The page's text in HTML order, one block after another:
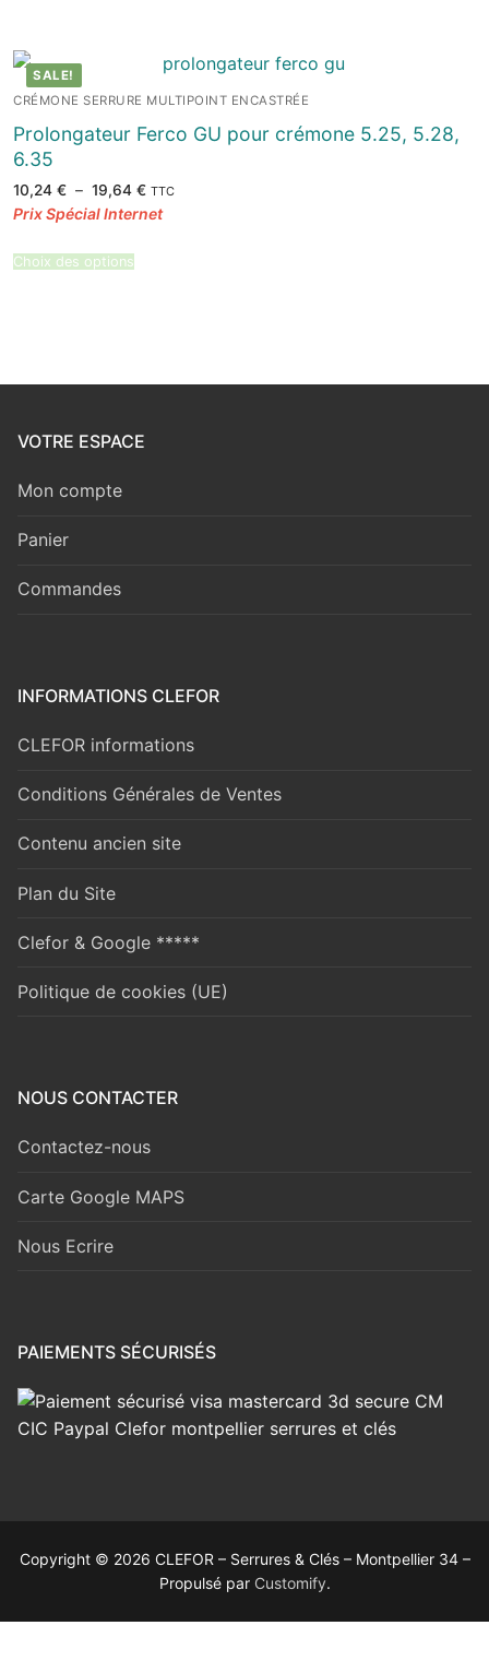
SALE!
CRÉMONE SERRURE MULTIPOINT ENCASTRÉE
Prolongateur Ferco GU pour crémone 5.25, 5.28,
6.35
10,24 € – 19,64 €Plage
prix :
TTC
Choix des options
VOTRE ESPACE
Mon compte
Panier
Commandes
INFORMATIONS CLEFOR
CLEFOR informations
Conditions Générales de Ventes
Contenu ancien site
Plan du Site
Clefor & Google *****
Politique de cookies (UE)
NOUS CONTACTER
Contactez-nous
Carte Google MAPS
Nous Ecrire
PAIEMENTS SÉCURISÉS
Copyright © 2026 CLEFOR – Serrures & Clés – Montpellier 34 –
Propulsé par Customify.